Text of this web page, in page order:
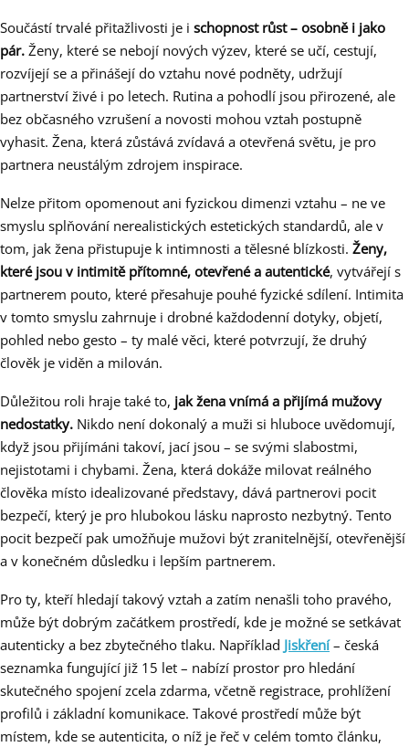
Součástí trvalé přitažlivosti je i schopnost růst – osobně i jako
pár. Ženy, které se nebojí nových výzev, které se učí, cestují,
rozvíjejí se a přinášejí do vztahu nové podněty, udržují
partnerství živé i po letech. Rutina a pohodlí jsou přirozené, ale
bez občasného vzrušení a novosti mohou vztah postupně
vyhasit. Žena, která zůstává zvídavá a otevřená světu, je pro
partnera neustálým zdrojem inspirace.
Nelze přitom opomenout ani fyzickou dimenzi vztahu – ne ve
smyslu splňování nerealistických estetických standardů, ale v
tom, jak žena přistupuje k intimnosti a tělesné blízkosti. Ženy,
které jsou v intimitě přítomné, otevřené a autentické, vytvářejí s
partnerem pouto, které přesahuje pouhé fyzické sdílení. Intimita
v tomto smyslu zahrnuje i drobné každodenní dotyky, objetí,
pohled nebo gesto – ty malé věci, které potvrzují, že druhý
člověk je viděn a milován.
Důležitou roli hraje také to, jak žena vnímá a přijímá mužovy
nedostatky. Nikdo není dokonalý a muži si hluboce uvědomují,
když jsou přijímáni takoví, jací jsou – se svými slabostmi,
nejistotami i chybami. Žena, která dokáže milovat reálného
člověka místo idealizované představy, dává partnerovi pocit
bezpečí, který je pro hlubokou lásku naprosto nezbytný. Tento
pocit bezpečí pak umožňuje mužovi být zranitelnější, otevřenější
a v konečném důsledku i lepším partnerem.
Pro ty, kteří hledají takový vztah a zatím nenašli toho pravého,
může být dobrým začátkem prostředí, kde je možné se setkávat
autenticky a bez zbytečného tlaku. Například Jiskření– česká
seznamka fungující již 15 let – nabízí prostor pro hledání
skutečného spojení zcela zdarma, včetně registrace, prohlížení
profilů i základní komunikace. Takové prostředí může být
místem, kde se autenticita, o níž je řeč v celém tomto článku,